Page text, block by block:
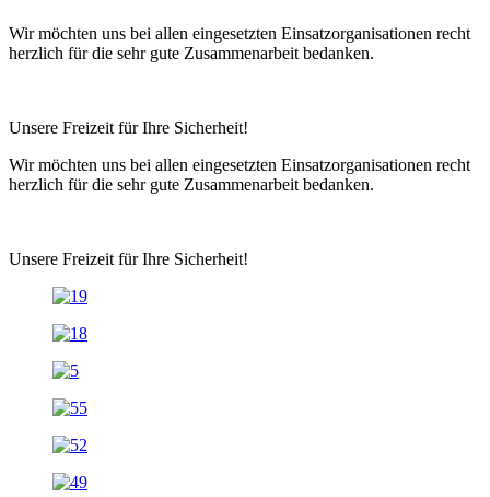
Wir möchten uns bei allen eingesetzten Einsatzorganisationen recht
herzlich für die sehr gute Zusammenarbeit bedanken.
Unsere Freizeit für Ihre Sicherheit!
Wir möchten uns bei allen eingesetzten Einsatzorganisationen recht
herzlich für die sehr gute Zusammenarbeit bedanken.
Unsere Freizeit für Ihre Sicherheit!